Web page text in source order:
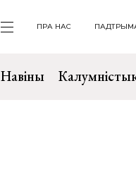
ПРА НАС
Навіны